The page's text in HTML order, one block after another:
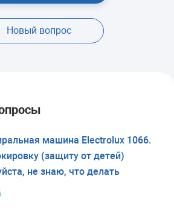
Новый вопрос
машина Electrolux 1066.
(защиту от детей)
не знаю, что делать